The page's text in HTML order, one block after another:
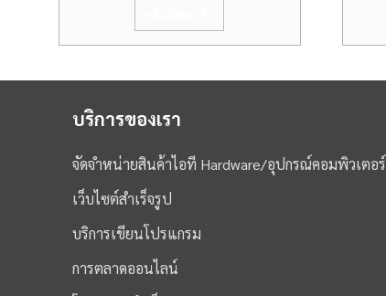
บริการของเรา
จัดจำหน่ายสินค้าไอที Hardware/อุปกรณ์คอมพิวเตอร์
เว็บไซต์สำเร็จรูป
บริการเขียนโปรแกรม
การตลาดออนไลน์